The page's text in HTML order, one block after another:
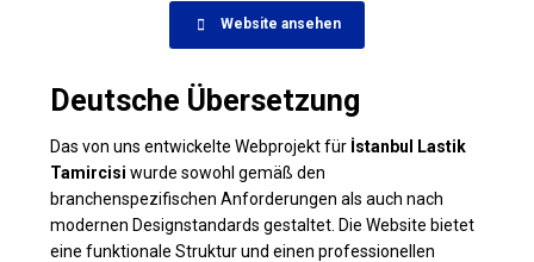
Website ansehen
Deutsche Übersetzung
Das von uns entwickelte Webprojekt für İstanbul Lastik
Tamircisi wurde sowohl gemäß den
branchenspezifischen Anforderungen als auch nach
modernen Designstandards gestaltet. Die Website bietet
eine funktionale Struktur und einen professionellen